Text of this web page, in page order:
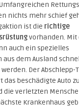
nichts mehr schief
ist die richtige
vorhanden. Mit
auch ein spezielles
aus dem Ausland
Der Abschlepp-
beschädigte Auto
die verletzten
Krankenhaus